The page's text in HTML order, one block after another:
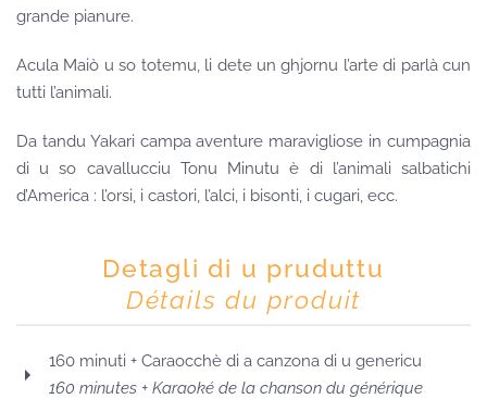
grande pianure.
Acula Maiò u so totemu, li dete un ghjornu l’arte di parlà cun
tutti l’animali.
Da tandu Yakari campa aventure maravigliose in cumpagnia
di u so cavallucciu Tonu Minutu è di l’animali salbatichi
d’America : l’orsi, i castori, l’alci, i bisonti, i cugari, ecc.
Detagli di u pruduttu
Détails du produit
160 minuti + Caraocchè di a canzona di u genericu
160 minutes + Karaoké de la chanson du générique